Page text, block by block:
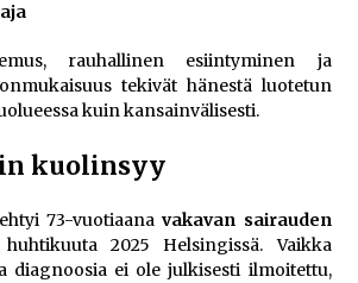
euron talletuskasinot ja pikamaksut: mitä
pelaajien on hyvä tietää
1 kuukausi sitten
rauhallinen esiintyminen ja
tekivät hänestä luotetun
kuin kansainvälisesti.
kuolinsyy
73-vuotiaanavakavan sairauden
huhtikuuta 2025 Helsingissä. Vaikka
diagnoosia ei ole julkisesti ilmoitettu,